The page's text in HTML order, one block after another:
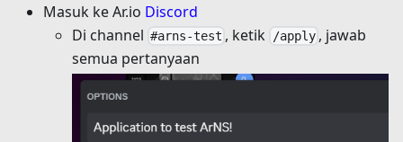
Masuk ke Ar.io Discord
Di channel #arns-test , ketik /apply , jawab
semua pertanyaan